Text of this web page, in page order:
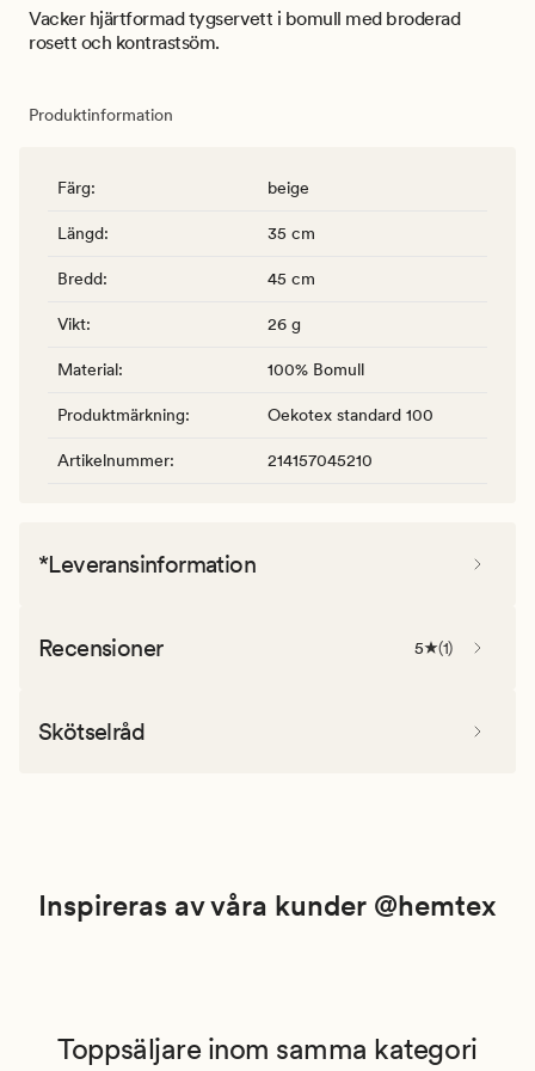
Vacker hjärtformad tygservett i bomull med broderad
rosett och kontrastsöm.
Produktinformation
Färg: beige
Längd: 35 cm
Bredd: 45 cm
Vikt: 26 g
Material: 100% Bomull
Produktmärkning: Oekotex standard 100
Artikelnummer: 214157045210
*Leveransinformation
Recensioner 5 (1)
Skötselråd
Inspireras av våra kunder @hemtex
Toppsäljare inom samma kategori